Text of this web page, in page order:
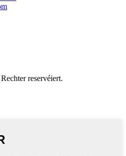
reservéiert.